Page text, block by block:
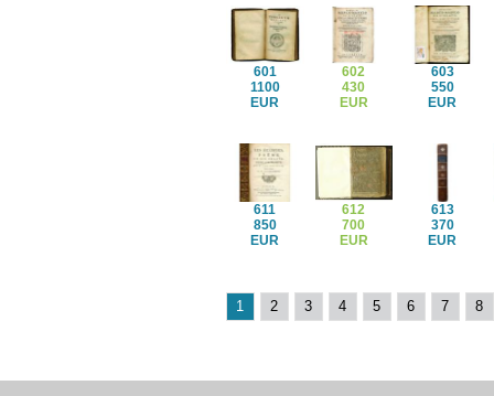
601
1100
EUR
602
430
EUR
603
550
EUR
611
850
EUR
612
700
EUR
613
370
EUR
1 2 3 4 5 6 7 8